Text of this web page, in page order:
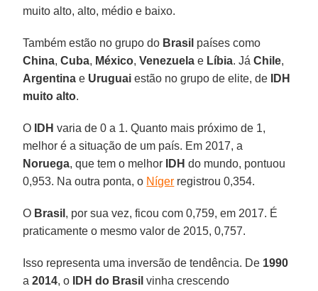
muito alto, alto, médio e baixo.
Também estão no grupo do Brasil países como
China, Cuba, México, Venezuela e Líbia. JáChile,
Argentina e Uruguai estão no grupo de elite, de
IDH
muito alto.
O IDH varia de 0 a 1. Quanto mais próximo de 1,
melhor é a situação de um país. Em 2017, a
Noruega, que tem o melhor IDH do mundo, pontuou
0,953. Na outra ponta, o Níger registrou 0,354.
O Brasil , por sua vez, ficou com 0,759, em 2017. É
praticamente o mesmo valor de 2015, 0,757.
Isso representa uma inversão de tendência. De 1990
a 2014, o IDH do Brasil vinha crescendo